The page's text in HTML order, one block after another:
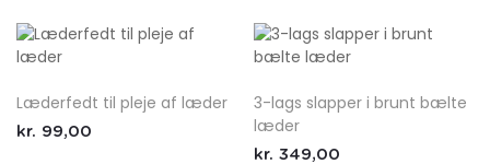
Læderfedt til pleje af læder
kr. 99,00
3-lags slapper i brunt bælte
læder
kr. 349,00